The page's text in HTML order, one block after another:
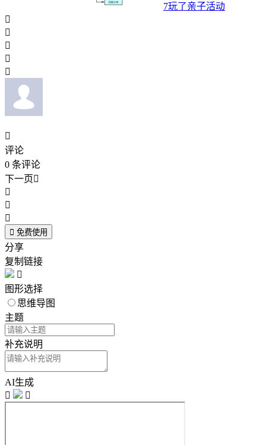
7玩了亲子活动






评论
0 条评论
下一页



 免费使用
分享
复制链接

图形选择
思维导图
主题
补充说明
AI生成

